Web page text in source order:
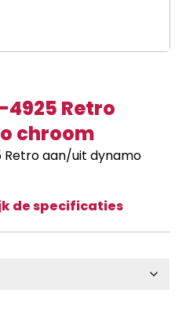
4925 Retro
chroom
Retro aan/uit dynamo
de specificaties